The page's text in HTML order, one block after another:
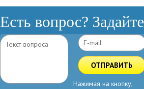
Есть вопрос? Задайте
ОТПРАВИТЬ
Нажимая на кнопку,